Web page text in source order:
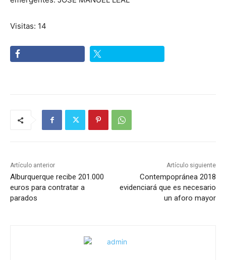
Visitas: 14
Artículo anterior
Alburquerque recibe 201.000
euros para contratar a
parados
Artículo siguiente
Contempopránea 2018
evidenciará que es necesario
un aforo mayor